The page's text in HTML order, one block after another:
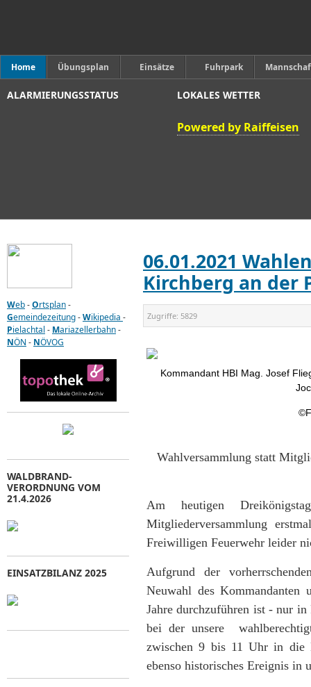
Home Übungsplan Einsätze Fuhrpark
ALARMIERUNGSSTATUS LOKALES WETTER
Powered by Raiffeisen
06.01.2021
Kirchberg an der
Zugriffe: 5829
Kommandant HBI Mag. Josef
Wahlversammlung statt
Am heutigen
Mitgliederversammlung
Freiwilligen Feuerwehr leider
Aufgrund der
Neuwahl des Kommandanten
Jahre durchzuführen ist - nur in
bei der unsere
zwischen 9 bis 11 Uhr in die
ebenso historisches Ereignis in
Web-Ortsplan-
Gemeindezeitung-Wikipedia -
Pielachtal - Mariazellerbahn-
NÖN - NÖVOG
WALDBRAND-
VERORDNUNG VOM
21.4.2026
EINSATZBILANZ 2025